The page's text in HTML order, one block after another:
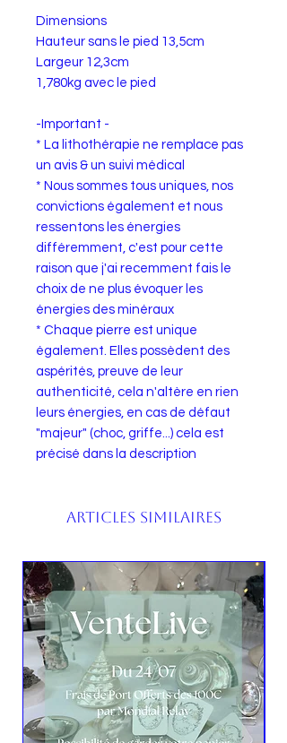
Dimensions
Hauteur sans le pied 13,5cm
Largeur 12,3cm
1,780kg avec le pied
-Important -
* La lithothérapie ne remplace pas
un avis & un suivi médical
* Nous sommes tous uniques, nos
convictions également et nous
ressentons les énergies
différemment, c'est pour cette
raison que j'ai recemment fais le
choix de ne plus évoquer les
énergies des minéraux
* Chaque pierre est unique
également. Elles possèdent des
aspérités, preuve de leur
authenticité, cela n'altère en rien
leurs énergies, en cas de défaut
"majeur" (choc, griffe...) cela est
précisé dans la description
Articles similaires